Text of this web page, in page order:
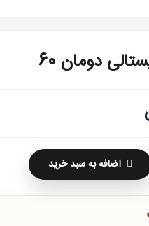
دومان 60
اضافه به سبد خرید